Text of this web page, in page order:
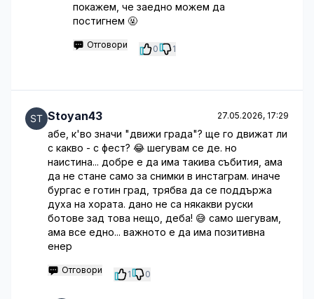
покажем, че заедно можем да
постигнем 🤬
Отговори 0 1
Stoyan43 27.05.2026, 17:29
абе, к'во значи "движи града"? ще го движат ли
с какво - с фест? 😂 шегувам се де. но
наистина... добре е да има такива събития, ама
да не стане само за снимки в инстаграм. иначе
бургас е готин град, трябва да се поддържа
духа на хората. дано не са някакви руски
ботове зад това нещо, деба! 😅 само шегувам,
ама все едно... важното е да има позитивна
енер
Отговори 1 0